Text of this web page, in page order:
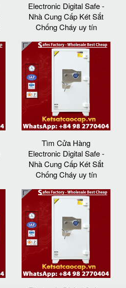
Electronic Digital Safe -
Nhà Cung Cấp Két Sắt
Chống Cháy uy tín
Tìm Cửa Hàng
Electronic Digital Safe -
Nhà Cung Cấp Két Sắt
Chống Cháy uy tín